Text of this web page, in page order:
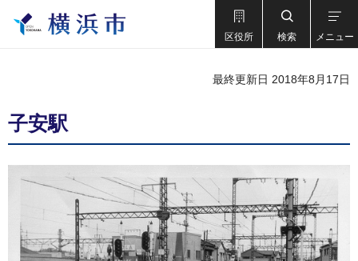
区役所 検索 メニュー
最終更新日 2018年8月17日
子安駅